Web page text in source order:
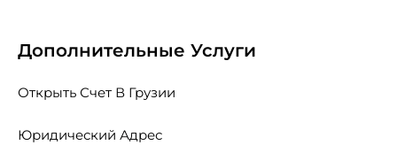
Дополнительные Услуги
Открыть Счет В Грузии
Юридический Адрес